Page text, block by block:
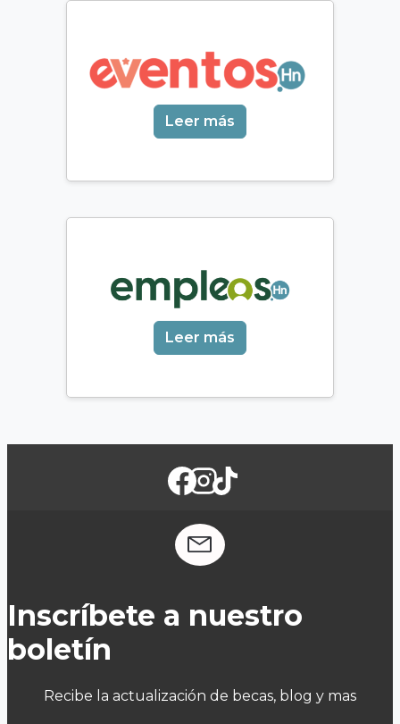
Leer más
Leer más
Inscríbete a nuestro
boletín
Recibe la actualización de becas, blog y mas